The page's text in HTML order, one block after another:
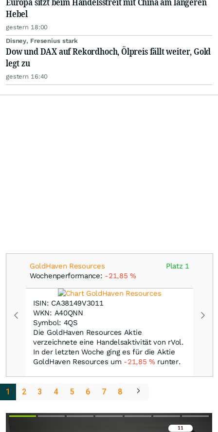
Hebel
gestern 18:00
Disney, Fresenius stark
Dow und DAX auf Rekordhoch, Ölpreis fällt weiter, Gold
legt zu
gestern 16:40
GoldHaven Resources
Wochenperformance: -21,85%
Platz 1
ISIN: CA38149V3011
WKN: A40QNN
Symbol: 4QS
Die GoldHaven Resources Aktie
verzeichnete eine Handelsaktivität von rVol.
In der letzten Woche ging es für die Aktie
GoldHaven Resources um -21,85%runter.
1 2 3 4 5 6 7 8